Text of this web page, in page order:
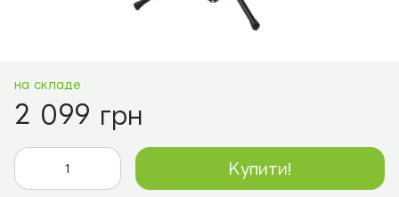
на складе
2 099 грн
Купити!